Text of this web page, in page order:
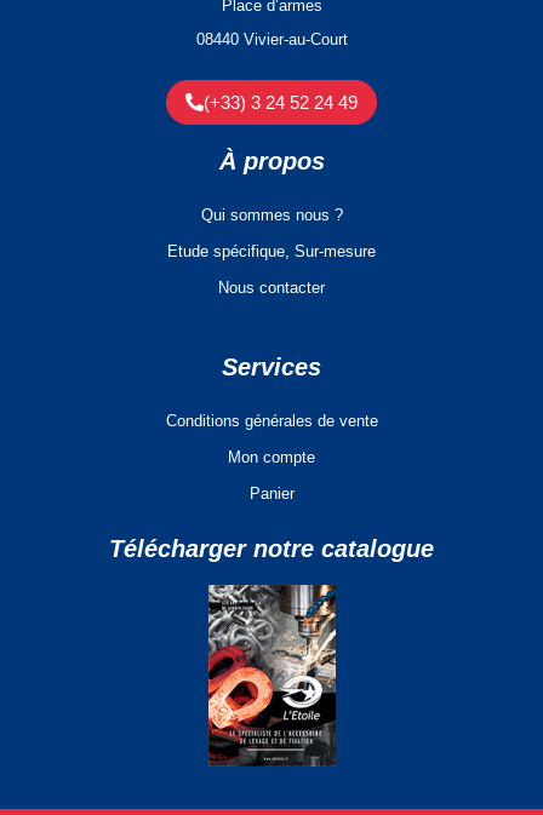
Place d’armes
08440 Vivier-au-Court
(+33) 3 24 52 24 49
À propos
Qui sommes nous ?
Etude spécifique, Sur-mesure
Nous contacter
Services
Conditions générales de vente
Mon compte
Panier
Télécharger notre catalogue